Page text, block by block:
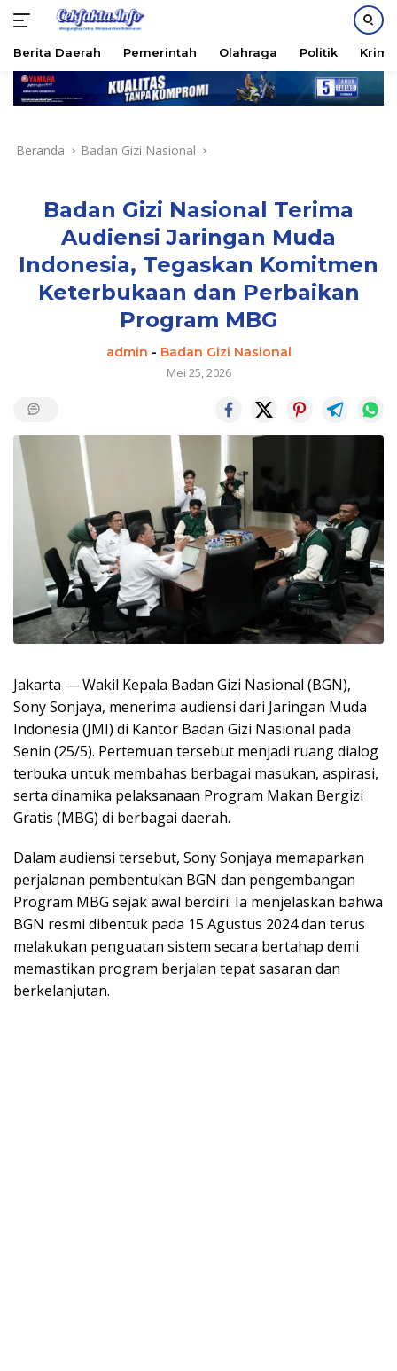
Langsung
Berita Daerah Pemerintah Olahraga Politik
Beranda Badan Gizi Nasional
Badan Gizi Nasional Terima
Audiensi Jaringan Muda
Indonesia, Tegaskan Komitmen
Keterbukaan dan Perbaikan
Program MBG
admin - Badan Gizi Nasional
Mei 25, 2026
Jakarta — Wakil Kepala Badan Gizi Nasional (BGN),
Sony Sonjaya, menerima audiensi dari Jaringan Muda
Indonesia (JMI) di Kantor Badan Gizi Nasional pada
Senin (25/5). Pertemuan tersebut menjadi ruang dialog
terbuka untuk membahas berbagai masukan, aspirasi,
serta dinamika pelaksanaan Program Makan Bergizi
Gratis (MBG) di berbagai daerah.
Dalam audiensi tersebut, Sony Sonjaya memaparkan
perjalanan pembentukan BGN dan pengembangan
Program MBG sejak awal berdiri. Ia menjelaskan bahwa
BGN resmi dibentuk pada 15 Agustus 2024 dan terus
melakukan penguatan sistem secara bertahap demi
memastikan program berjalan tepat sasaran dan
berkelanjutan.